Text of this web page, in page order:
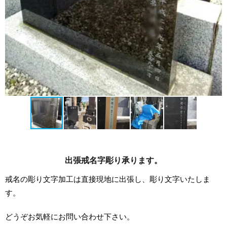
出張戒名字彫り承ります。
戒名の彫り文字加工は直接現地に出張し、彫り文字いたしま
す。
どうぞお気軽にお問い合わせ下さい。